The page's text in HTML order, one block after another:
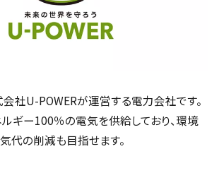
会社U-POWERが運営する電力会社です。
ギー100％の電気を供給しており、環境
代の削減も目指せます。